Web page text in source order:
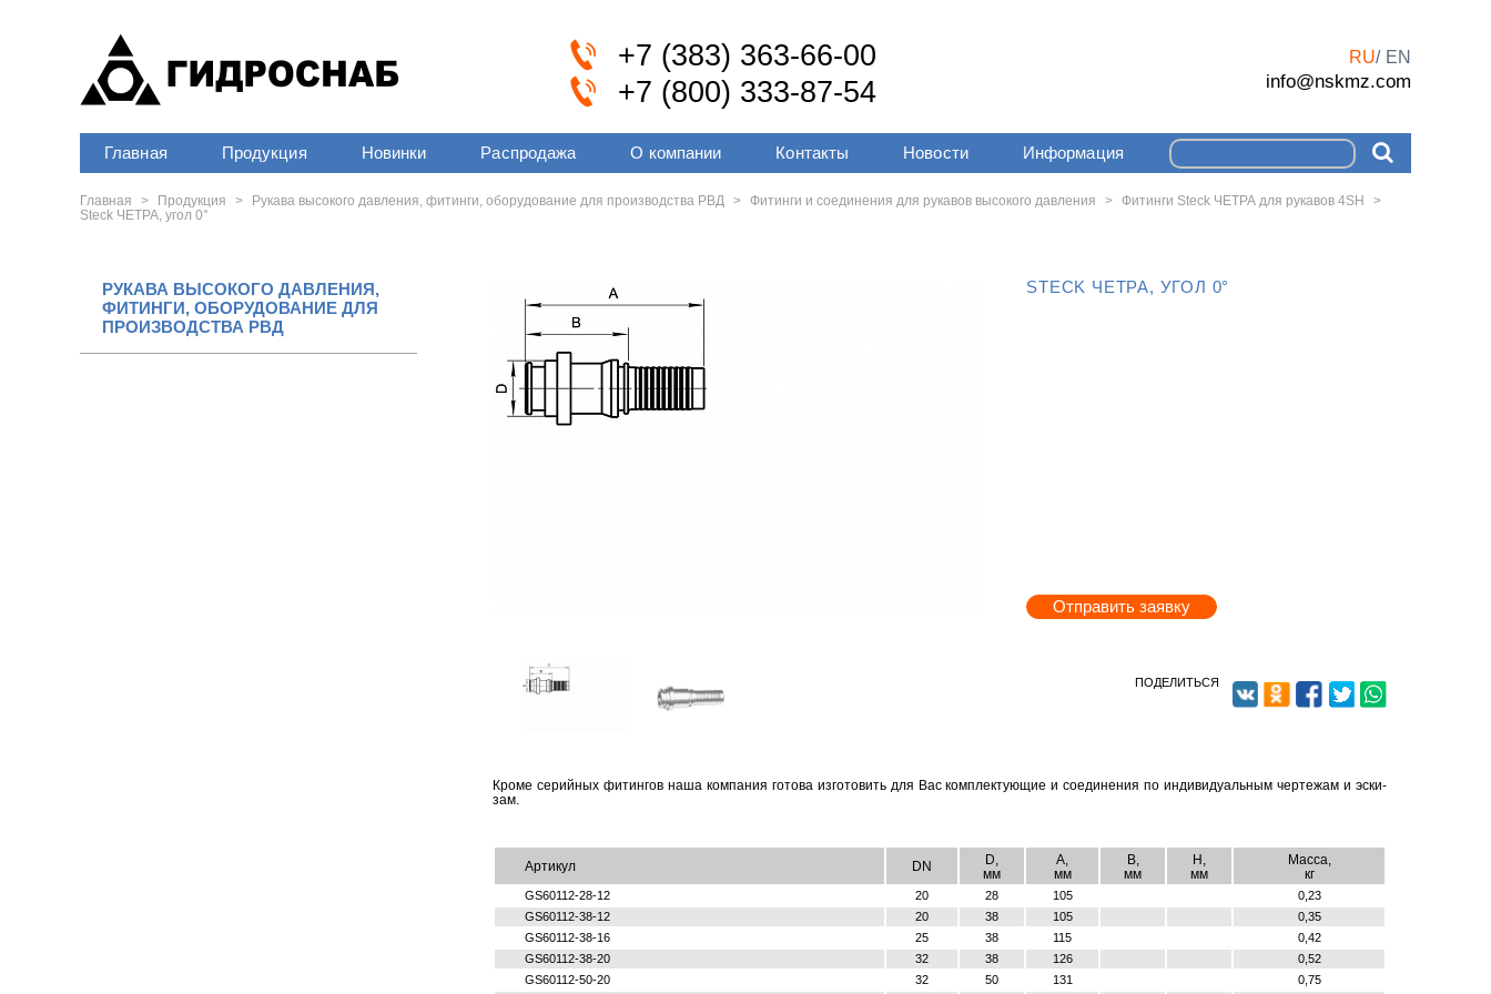
+7 (383) 363-66-00
+7 (800) 333-87-54
RU EN
info@nskmz.com
Главная Продукция Новинки Распродажа О компании Контакты Новости Информация
Главная > Продукция > Рукава высокого давления, фитинги, оборудование для производства РВД > Фитинги и соединения для рукавов высокого давления > Фитинги Steck ЧЕТРА для рукавов 4SH
>
Steck ЧЕТРА, угол 0°
РУКАВА ВЫСОКОГО ДАВЛЕНИЯ,
ФИТИНГИ, ОБОРУДОВАНИЕ ДЛЯ
ПРОИЗВОДСТВА РВД
STECK ЧЕТРА, УГОЛ 0°
Отправить заявку
ПОДЕЛИТЬСЯ
Кроме се­рий­ных фи­тин­гов наша ком­па­ния го­то­ва из­го­то­вить для Вас ком­плек­ту­ю­щие и со­еди­не­ния по ин­ди­ви­ду­аль­ным чер­те­жам и эс­ки­
зам.
Артикул DN
D,
мм
A,
мм
B,
мм
H,
мм
Масса,
кг
GS60112-28-12 20 28 105
0,23
GS60112-38-12
20 38 105
0,35
GS60112-38-16
25 38 115
0,42
GS60112-38-20
32 38 126
0,52
GS60112-50-20
32 50 131
0,75